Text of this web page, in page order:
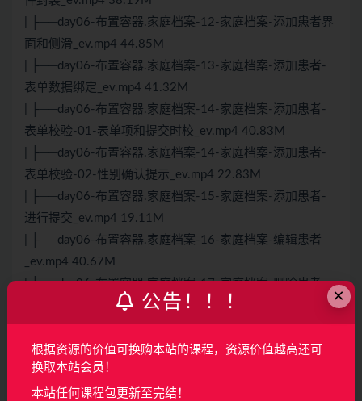
| ├──day06-布置容器.家庭档案-12-家庭档案-添加患者界
面和侧滑_ev.mp4 44.85M
| ├──day06-布置容器.家庭档案-13-家庭档案-添加患者-
表单数据绑定_ev.mp4 41.32M
| ├──day06-布置容器.家庭档案-14-家庭档案-添加患者-
表单校验-01-表单项和提交时校_ev.mp4 40.83M
| ├──day06-布置容器.家庭档案-14-家庭档案-添加患者-
表单校验-02-性别确认提示_ev.mp4 22.83M
| ├──day06-布置容器.家庭档案-15-家庭档案-添加患者-
进行提交_ev.mp4 19.11M
| ├──day06-布置容器.家庭档案-16-家庭档案-编辑患者
_ev.mp4 40.67M
| ├──day06-布置容器.家庭档案-17-家庭档案-删除患者
| ├──day07-首页模块.极速问诊-01-首页模块-搭建页面
_ev.mp4 35.12M
| ├──day07-首页模块.极速问诊-02-首页模块-知识列表加
载更多效果_ev.mp4 46.15M
×
公告！！！
根据资源的价值可换购本站的课程，资源价值越高还可
换取本站会员！
本站任何课程包更新至完结！